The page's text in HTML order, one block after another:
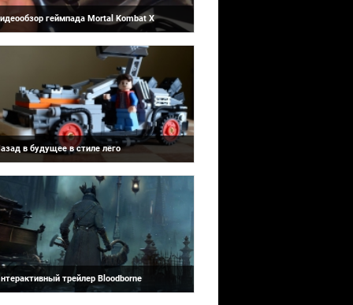
геймпада Mortal Kombat X
проводного геймпада приуроченного к
индустрия
в будущее в стиле лего
фильма трилогии Наза...
трейлер Bloodborne
Компания From Software предлагает игрокам